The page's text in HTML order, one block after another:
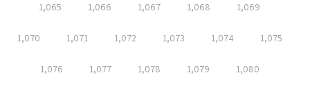
1,065 1,066 1,067 1,068 1,069
1,070 1,071 1,072 1,073 1,074 1,075
1,076 1,077 1,078 1,079 1,080